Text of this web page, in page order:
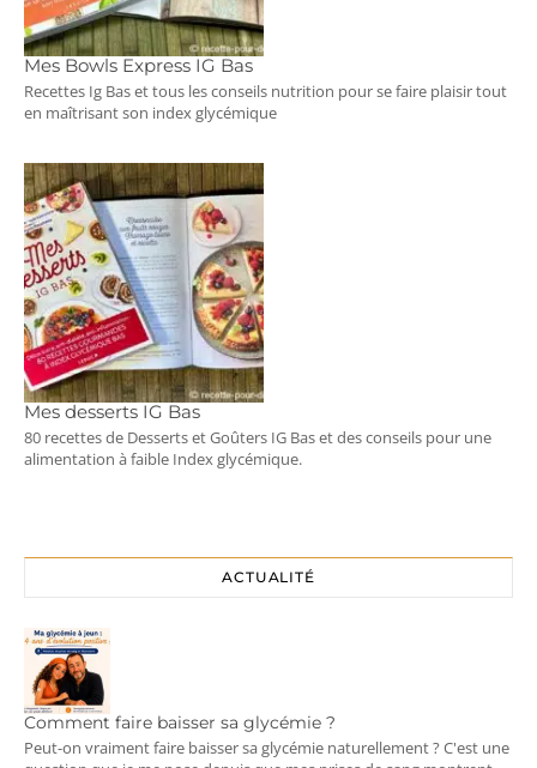
Mes Bowls Express IG Bas
Recettes Ig Bas et tous les conseils nutrition pour se faire plaisir tout
en maîtrisant son index glycémique
Mes desserts IG Bas
80 recettes de Desserts et Goûters IG Bas et des conseils pour une
alimentation à faible Index glycémique.
ACTUALITÉ
Comment faire baisser sa glycémie ?
Peut-on vraiment faire baisser sa glycémie naturellement ? C'est une